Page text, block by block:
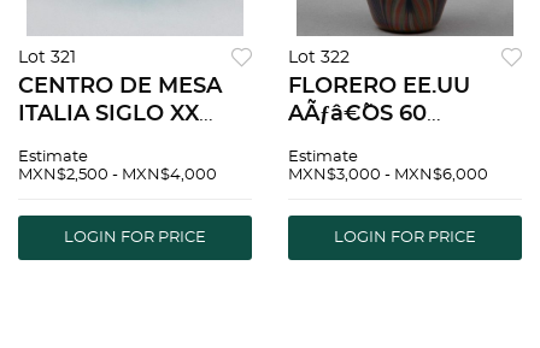
Lot 321
CENTRO DE MESA
ITALIA SIGLO XX
de Murano en color
orgÃƒÂ¡nico Detalles
de conservaciÃƒÂ³n...
Estimate
MXN$2,500 - MXN$4,000
LOGIN FOR PRICE
Lot 322
FLORERO EE.UU
AÃƒâ€˜OS 60
De la firma
GLASS STUDIO
Firmado y fechado
Estimate
MXN$3,000 - MXN$6,000
LOGIN FOR PRICE